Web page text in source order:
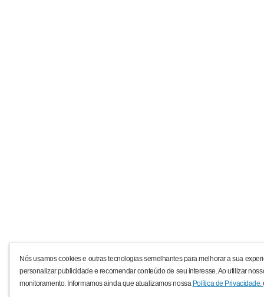
Nós usamos cookies e outras tecnologias semelhantes para melhorar a sua
personalizar publicidade e recomendar conteúdo de seu interesse. Ao utilizar
monitoramento. Informamos ainda que atualizamos nossa Política de Privacidade.